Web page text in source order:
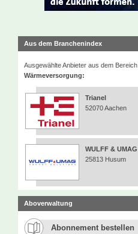
Aus dem Branchenindex
Ausgewählte Anbieter aus dem Bereich
Wärmeversorgung:
Trianel
52070 Aachen
WULFF & UMAG
25813 Husum
Aboverwaltung
Abonnement bestellen